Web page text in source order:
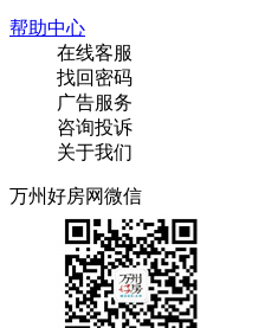
帮助中心
在线客服
找回密码
广告服务
咨询投诉
关于我们
万州好房网微信